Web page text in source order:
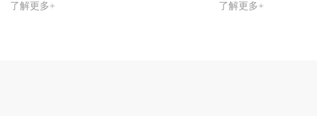
了解更多+ 了解更多+